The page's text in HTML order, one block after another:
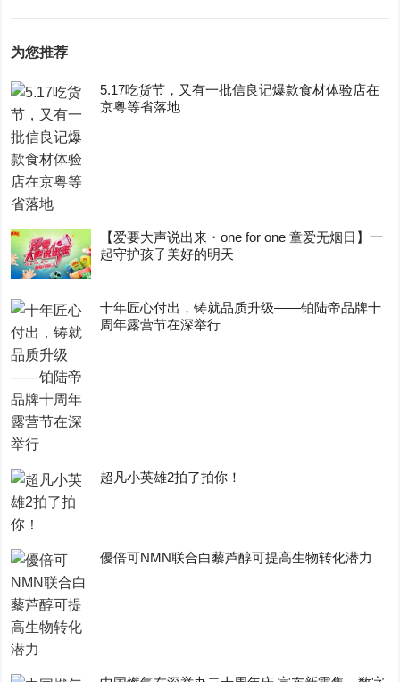
为您推荐
5.17吃货节，又有一批信良记爆款食材体验店在
京粤等省落地
【爱要大声说出来・one for one 童爱无烟日】一
起守护孩子美好的明天
十年匠心付出，铸就品质升级——铂陆帝品牌十
周年露营节在深举行
超凡小英雄2拍了拍你！
優倍可NMN联合白藜芦醇可提高生物转化潜力